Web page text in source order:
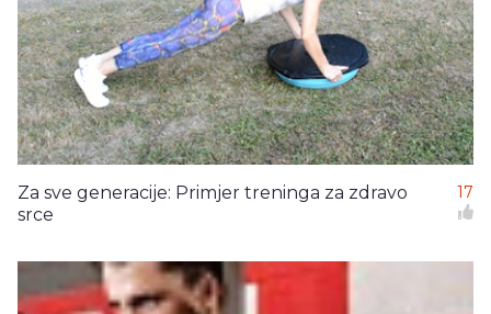
Za sve generacije: Primjer treninga za zdravo
srce
17